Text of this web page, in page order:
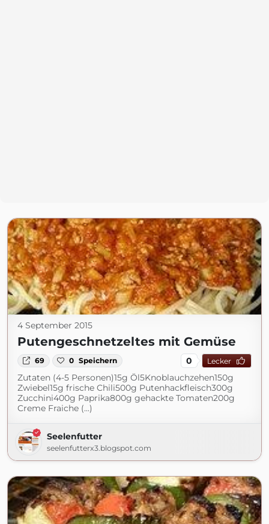
4 September 2015
Putengeschnetzeltes mit Gemüse
69 0 Speichern 0 Lecker
Zutaten (4-5 Personen)15g Öl5Knoblauchzehen150g
Zwiebel15g frische Chili500g Putenhackfleisch300g
Zucchini400g Paprika800g gehackte Tomaten200g
Creme Fraiche (...)
Seelenfutter
seelenfutterx3.blogspot.com